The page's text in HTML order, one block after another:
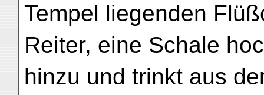
Tempel liegenden
Reiter, eine Schale
hinzu und trinkt aus